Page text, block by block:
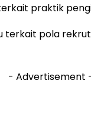
praktik
pola
- Advertisement